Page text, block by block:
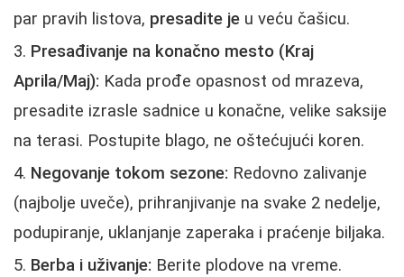
par pravih listova, presadite je u veću čašicu.
Presađivanje na konačno mesto (Kraj
Aprila/Maj): Kada prođe opasnost od mrazeva,
presadite izrasle sadnice u konačne, velike saksije
na terasi. Postupite blago, ne oštećujući koren.
Negovanje tokom sezone: Redovno zalivanje
(najbolje uveče), prihranjivanje na svake 2 nedelje,
podupiranje, uklanjanje zaperaka i praćenje biljaka.
Berba i uživanje: Berite plodove na vreme.